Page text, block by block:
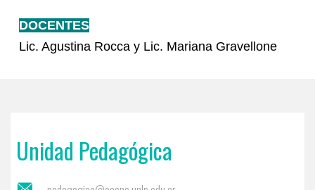
DOCENTES
Lic. Agustina Rocca y Lic. Mariana Gravellone
Unidad Pedagógica